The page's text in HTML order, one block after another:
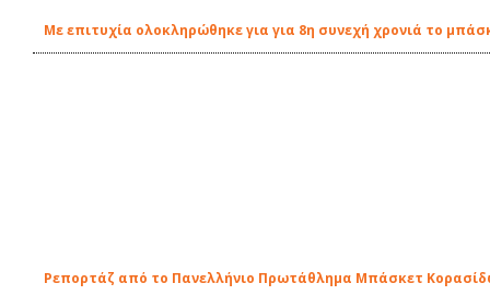
Με επιτυχία ολοκληρώθηκε για για 8η συνεχή χρονιά το
Ρεπορτάζ από το Πανελλήνιο Πρωτάθλημα Μπάσκετ